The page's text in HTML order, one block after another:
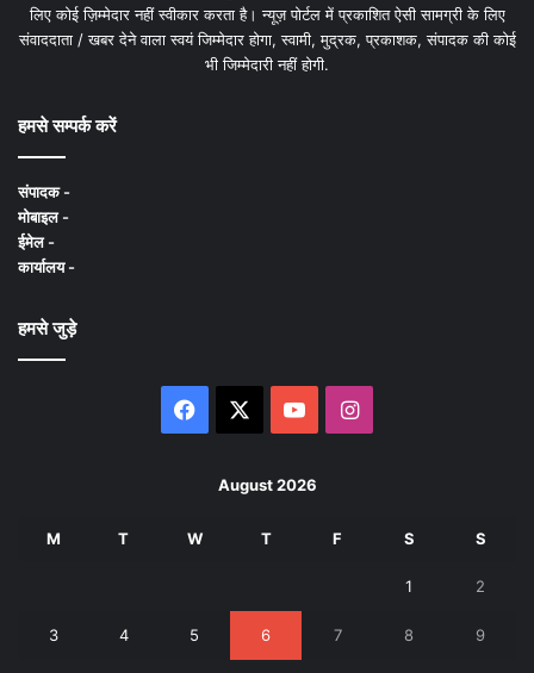
लिए कोई ज़िम्मेदार नहीं स्वीकार करता है। न्यूज़ पोर्टल में प्रकाशित ऐसी सामग्री के लिए
संवाददाता / खबर देने वाला स्वयं जिम्मेदार होगा, स्वामी, मुद्रक, प्रकाशक, संपादक की कोई
भी जिम्मेदारी नहीं होगी.
हमसे सम्पर्क करें
संपादक -
मोबाइल -
ईमेल -
कार्यालय -
हमसे जुड़े
Facebook YouTubeInstagram
August 2026
M T W T F S S
1 2
3 4 5 6 7 8 9